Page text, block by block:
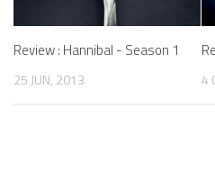
Review : Hannibal - Season 1
25 JUN, 2013 4